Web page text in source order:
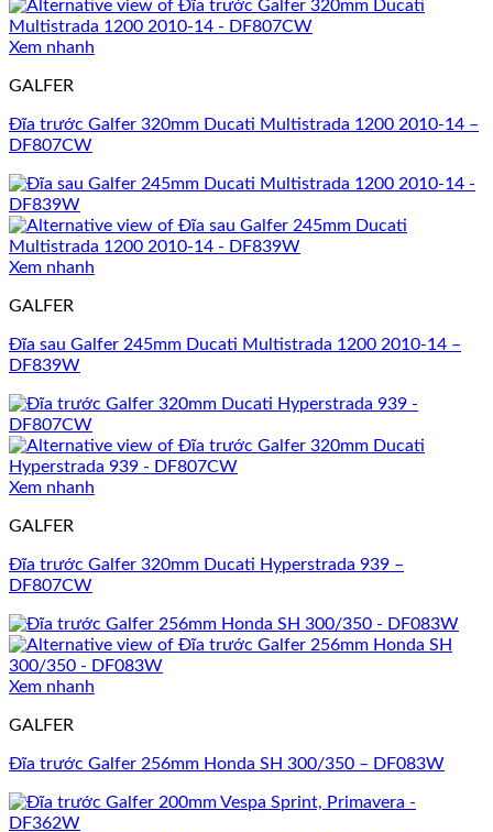
Xem nhanh
GALFER
Đĩa trước Galfer 320mm Ducati Multistrada 1200 2010-14 –
DF807CW
Xem nhanh
GALFER
Đĩa sau Galfer 245mm Ducati Multistrada 1200 2010-14 –
DF839W
Xem nhanh
GALFER
Đĩa trước Galfer 320mm Ducati Hyperstrada 939 –
DF807CW
Xem nhanh
GALFER
Đĩa trước Galfer 256mm Honda SH 300/350 – DF083W